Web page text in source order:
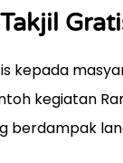
kepada
kegiatan
berdampak